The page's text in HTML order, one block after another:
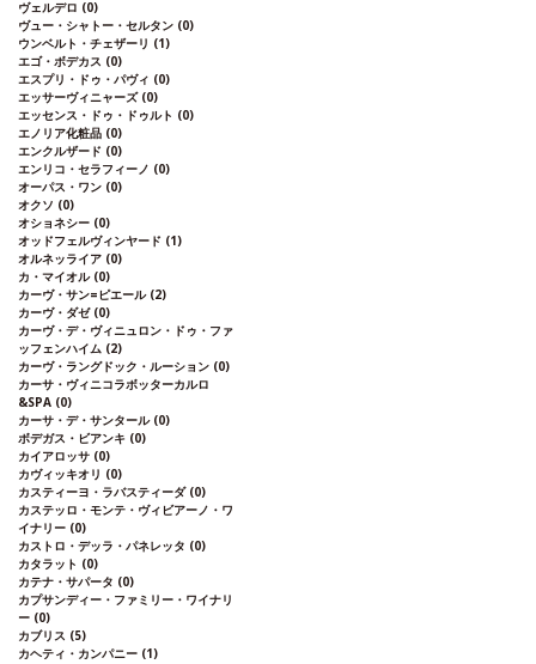
ヴェルデロ (0)
ヴュー・シャトー・セルタン (0)
ウンベルト・チェザーリ (1)
エゴ・ボデカス (0)
エスプリ・ドゥ・パヴィ (0)
エッサーヴィニャーズ (0)
エッセンス・ドゥ・ドゥルト (0)
エノリア化粧品 (0)
エンクルザード (0)
エンリコ・セラフィーノ (0)
オーパス・ワン (0)
オクソ (0)
オショネシー (0)
オッドフェルヴィンヤード (1)
オルネッライア (0)
カ・マイオル (0)
カーヴ・サン=ピエール (2)
カーヴ・ダゼ (0)
カーヴ・デ・ヴィニュロン・ドゥ・ファ
ッフェンハイム (2)
カーヴ・ラングドック・ルーション (0)
カーサ・ヴィニコラボッターカルロ
&SPA (0)
カーサ・デ・サンタール (0)
ボデガス・ビアンキ (0)
カイアロッサ (0)
カヴィッキオリ (0)
カスティーヨ・ラバスティーダ (0)
カステッロ・モンテ・ヴィビアーノ・ワ
イナリー (0)
カストロ・デッラ・パネレッタ (0)
カタラット (0)
カテナ・サパータ (0)
カプサンディー・ファミリー・ワイナリ
ー (0)
カブリス (5)
カヘティ・カンパニー (1)